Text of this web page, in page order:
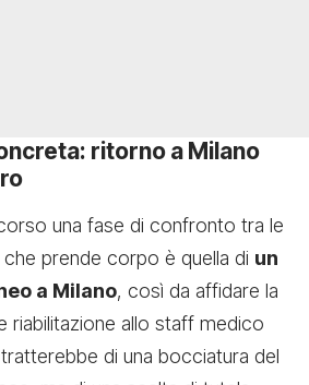
ritorno a Milano
una fase di confronto tra le
che prende corpo è quella di un
a Milano, così da affidare la
riabilitazione allo staff medico
di una bocciatura del